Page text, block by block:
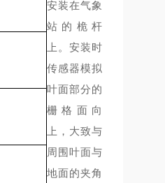
安装在气象
站的桅杆
上。安装时
传感器模拟
叶面部分的
栅格面向
上，大致与
周围叶面与
地面的夹角